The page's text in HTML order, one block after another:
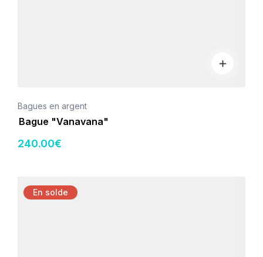
Bagues en argent
Bague "Vanavana"
240.00€
En solde